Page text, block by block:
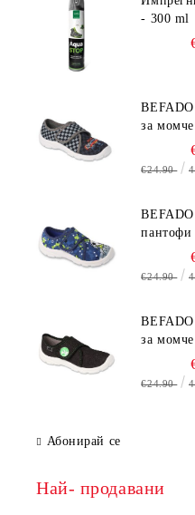
- 300 ml
за
€24.90
пантофи
€24.90
за
€24.90
Абонирай се
Най- продавани